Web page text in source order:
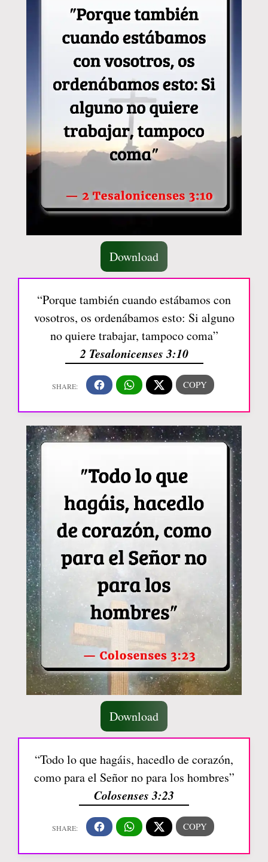
Download
“Porque también cuando estábamos con
vosotros, os ordenábamos esto: Si alguno
no quiere trabajar, tampoco coma”
2 Tesalonicenses 3:10
Download
“Todo lo que hagáis, hacedlo de corazón,
como para el Señor no para los hombres”
Colosenses 3:23